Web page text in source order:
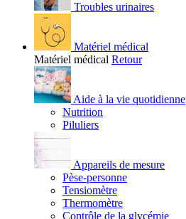
Troubles urinaires
Matériel médical
Matériel médical Retour
Aide à la vie quotidienne
Nutrition
Piluliers
Appareils de mesure
Pèse-personne
Tensiomètre
Thermomètre
Contrôle de la glycémie